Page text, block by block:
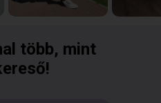
több, mint